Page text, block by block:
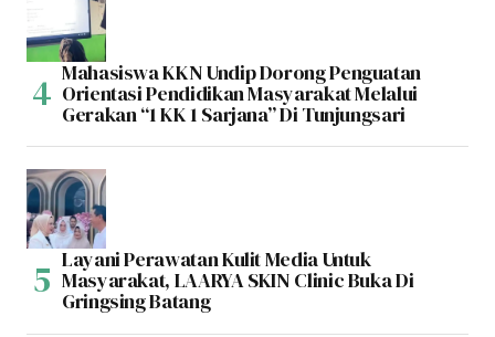
Mahasiswa KKN Undip Dorong Penguatan
Orientasi Pendidikan Masyarakat Melalui
Gerakan “1 KK 1 Sarjana” Di Tunjungsari
Layani Perawatan Kulit Media Untuk
Masyarakat, LAARYA SKIN Clinic Buka Di
Gringsing Batang